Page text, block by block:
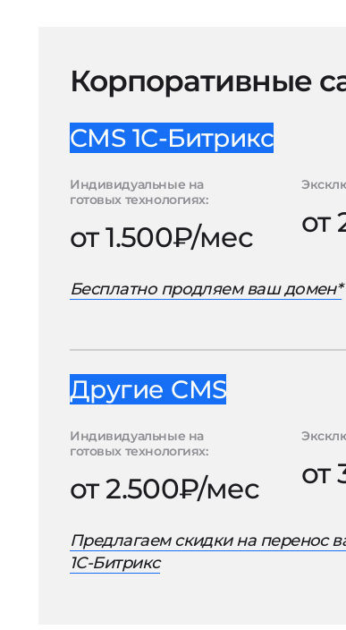
Корпоративные
CMS 1С-Битрикс
Индивидуальные на
готовых технологиях:
от 1.500₽/мес от
Бесплатно продляем ваш домен*
Другие CMS
Индивидуальные на
готовых технологиях:
от 2.500₽/мес от
Предлагаем скидки на перенос
1С-Битрикс